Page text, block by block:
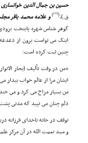
حسین بن جمال الدین
ق.)،(
[23]
)و علامه محمد باقر
گوهر شناس شهره پایتخت
اینک مى تواست برون از
چنین ثبت کرده است:
«من در وقت تألیف (بحار
ایشان مرا از عالم خواب
من بسیار مزاح مى کرد و مى
دلم چنان مى تپید که مدتى
توقف در خانه ناخداى فرزانه
و سید نعمت الله در آن مرکز